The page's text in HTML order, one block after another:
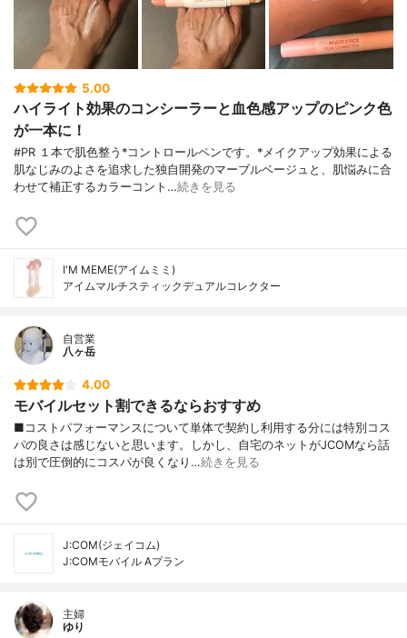
5.00
ハイライト効果のコンシーラーと血色感アップのピンク色
が一本に！
#PR １本で肌色整う*コントロールペンです。*メイクアップ効果による
肌なじみのよさを追求した独自開発のマーブルベージュと、肌悩みに合
わせて補正するカラーコント…続きを見る
I'M MEME(アイムミミ)
アイムマルチスティックデュアルコレクター
自営業
八ヶ岳
4.00
モバイルセット割できるならおすすめ
■コストパフォーマンスについて単体で契約し利用する分には特別コス
パの良さは感じないと思います。しかし、自宅のネットがJCOMなら話
は別で圧倒的にコスパが良くなり…続きを見る
J:COM(ジェイコム)
J:COMモバイル Aプラン
主婦
ゆり